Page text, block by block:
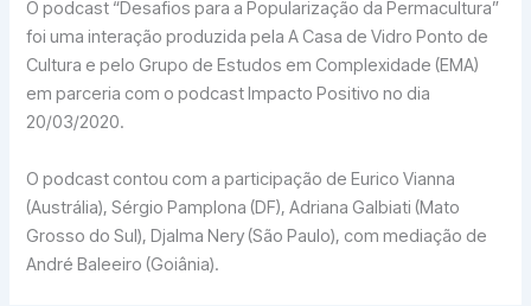
O podcast “Desafios para a Popularização da Permacultura”
foi uma interação produzida pela A Casa de Vidro Ponto de
Cultura e pelo Grupo de Estudos em Complexidade (EMA)
em parceria com o podcast Impacto Positivo no dia
20/03/2020.
O podcast contou com a participação de Eurico Vianna
(Austrália), Sérgio Pamplona (DF), Adriana Galbiati (Mato
Grosso do Sul), Djalma Nery (São Paulo), com mediação de
André Baleeiro (Goiânia).